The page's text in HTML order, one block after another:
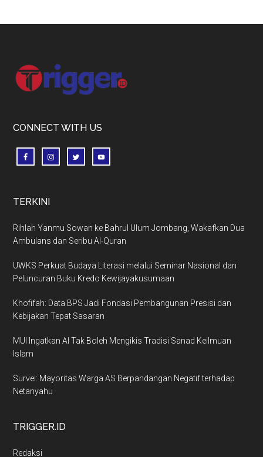
Footer
CONNECT WITH US
TERKINI
Rihlah Yanmu Sowan ke Bahrul Ulum Jombang, Wakafkan Dua
Ambulans dan Seribu Al-Quran
UWKS Perkuat Budaya Literasi melalui Seminar Nasional dan
Peluncuran Buku Kredo Kewijayakusumaan
Khofifah: Data BPS Jadi Fondasi Pembangunan Presisi dan
Kebijakan Tepat Sasaran
MUI Ingatkan AI Tak Boleh Mengikis Tradisi Sanad Keilmuan
Islam
Survei: Mayoritas Warga AS Berpandangan Negatif terhadap
Netanyahu
TRIGGER.ID
Redaksi